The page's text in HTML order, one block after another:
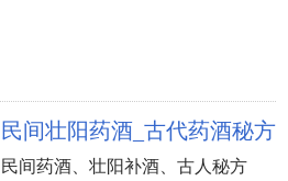
民间壮阳药酒_古代药酒秘方
民间药酒、壮阳补酒、古人秘方